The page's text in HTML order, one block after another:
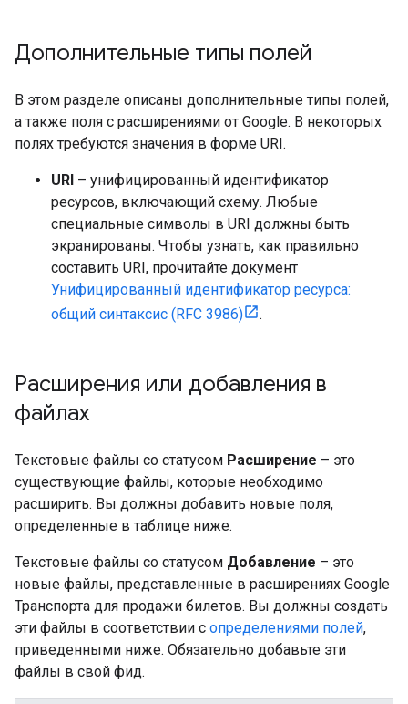
Дополнительные типы полей
В этом разделе описаны дополнительные типы полей,
а также поля с расширениями от Google. В некоторых
полях требуются значения в форме URI.
URI – унифицированный идентификатор
ресурсов, включающий схему. Любые
специальные символы в URI должны быть
экранированы. Чтобы узнать, как правильно
составить URI, прочитайте документ
Унифицированный идентификатор ресурса:
общий синтаксис (RFC 3986)
.
Расширения или добавления в
файлах
Текстовые файлы со статусом Расширение – это
существующие файлы, которые необходимо
расширить. Вы должны добавить новые поля,
определенные в таблице ниже.
Текстовые файлы со статусом Добавление – это
новые файлы, представленные в расширениях Google
Транспорта для продажи билетов. Вы должны создать
эти файлы в соответствии с определениями полей,
приведенными ниже. Обязательно добавьте эти
файлы в свой фид.